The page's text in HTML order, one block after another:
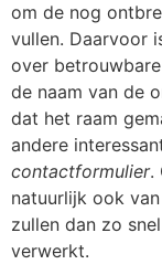
om de nog
vullen. Daarvoor
over
de naam van de
dat het raam
andere
contactformulier.
natuurlijk ook
zullen dan zo
verwerkt.